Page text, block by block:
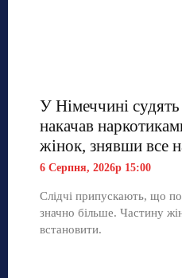
У Німеччині
накачав
жінок, знявши все
6 Серпня, 2026р 15:00
Слідчі припускають, що
значно більше. Частину
встановити.